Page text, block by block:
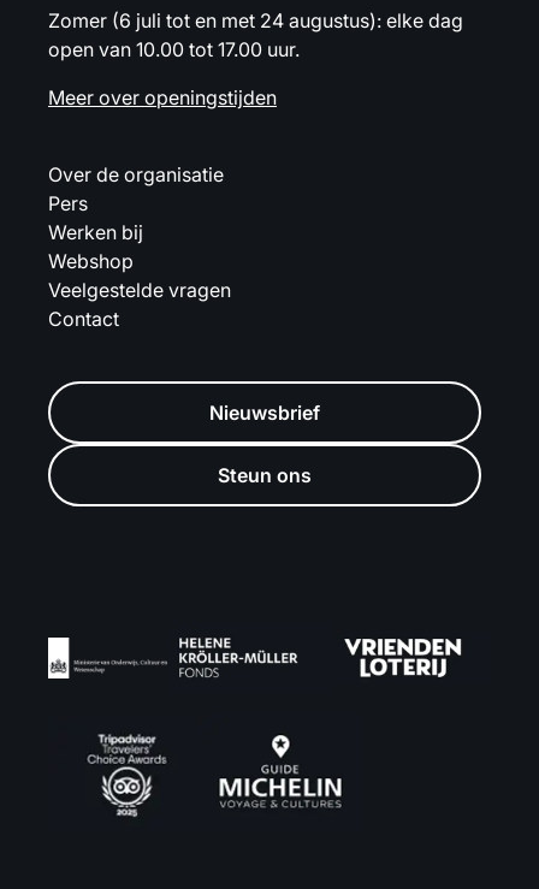
Zomer (6 juli tot en met 24 augustus): elke dag
open van 10.00 tot 17.00 uur.
Meer over openingstijden
Over de organisatie
Pers
Werken bij
Webshop
Veelgestelde vragen
Contact
Nieuwsbrief
Steun ons